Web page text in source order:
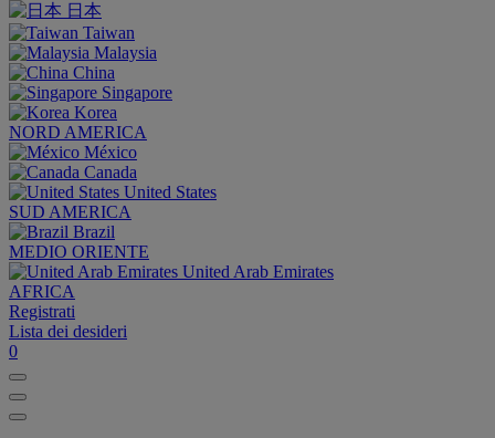
日本
Taiwan
Malaysia
China
Singapore
Korea
NORD AMERICA
México
Canada
United States
SUD AMERICA
Brazil
MEDIO ORIENTE
United Arab Emirates
AFRICA
Registrati
Lista dei desideri
0